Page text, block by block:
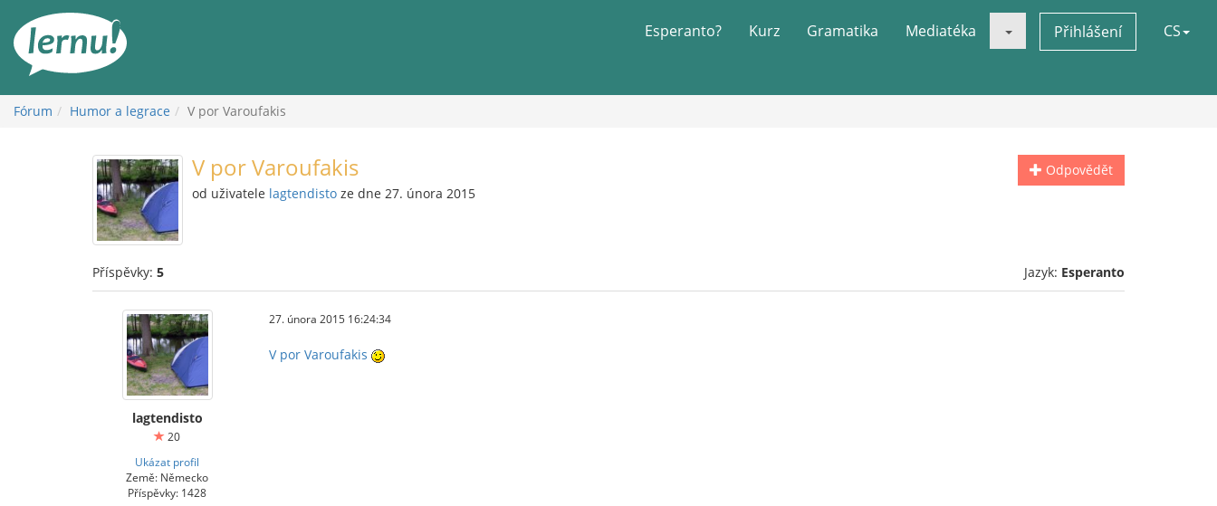
obsahu
Esperanto? Kurz Gramatika Mediatéka Přihlášení CS
Fórum Humor a legrace V por Varoufakis
Odpovědět
V por Varoufakis
od uživatele lagtendisto ze dne 27. února 2015
Příspěvky: 5 Jazyk: Esperanto
lagtendisto
20
Ukázat profil
Země: Německo
Příspěvky: 1428
27. února 2015 16:24:34
V por Varoufakis